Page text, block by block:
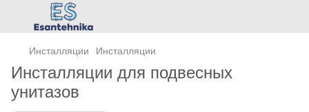
Инсталляции Инсталляции
Инсталляции для подвесных
унитазов